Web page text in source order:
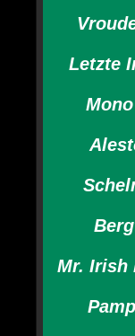
Letzte
Mr. Irish